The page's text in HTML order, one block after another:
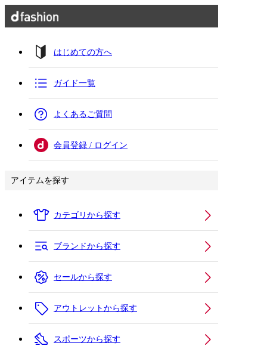
はじめての方へ
ガイド一覧
よくあるご質問
会員登録 / ログイン
アイテムを探す
カテゴリから探す
ブランドから探す
セールから探す
アウトレットから探す
スポーツから探す